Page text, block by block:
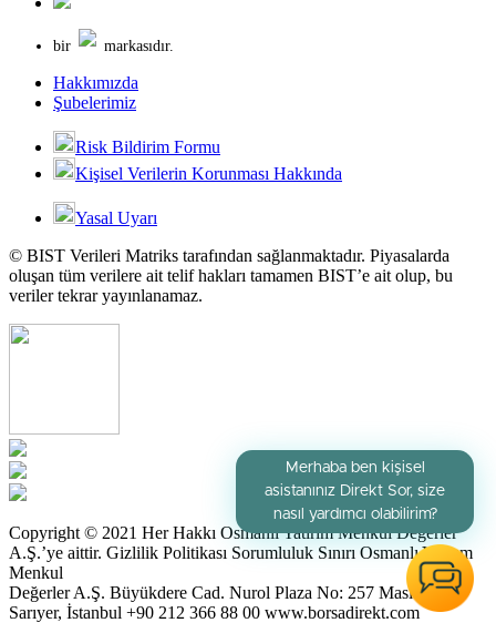
bir markasıdır.
Hakkımızda
Şubelerimiz
Risk Bildirim Formu
Kişisel Verilerin Korunması Hakkında
Yasal Uyarı
© BIST Verileri Matriks tarafından sağlanmaktadır. Piyasalarda
oluşan tüm verilere ait telif hakları tamamen BIST’e ait olup, bu
veriler tekrar yayınlanamaz.
Copyright © 2021 Her Hakkı Osmanlı Yatırım Menkul Değerler
A.Ş.’ye aittir. Gizlilik Politikası Sorumluluk Sınırı Osmanlı Yatırım
Menkul
Değerler A.Ş. Büyükdere Cad. Nurol Plaza No: 257 Maslak /
Sarıyer, İstanbul +90 212 366 88 00 www.borsadirekt.com
Merhaba ben kişisel
asistanınız Direkt Sor, size
nasıl yardımcı olabilirim?